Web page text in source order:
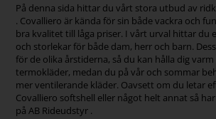
På denna sida hittar du vårt stora utbud av
. Covalliero är kända för sin både vackra och
bra kvalitet till låga priser. I vårt urval hittar du
och storlekar för både dam, herr och barn.
för de olika årstiderna, så du kan hålla dig
termokläder, medan du på vår och sommar
mer ventilerande kläder. Oavsett om du letar
Covalliero softshell eller något helt annat så
på AB Rideudstyr .